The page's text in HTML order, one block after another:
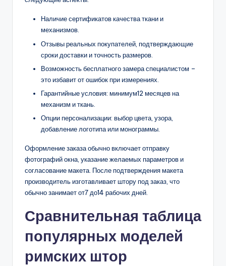
Наличие сертификатов качества ткани и
механизмов.
Отзывы реальных покупателей, подтверждающие
сроки доставки и точность размеров.
Возможность бесплатного замера специалистом –
это избавит от ошибок при измерениях.
Гарантийные условия: минимум12 месяцев на
механизм и ткань.
Опции персонализации: выбор цвета, узора,
добавление логотипа или монограммы.
Оформление заказа обычно включает отправку
фотографий окна, указание желаемых параметров и
согласование макета. После подтверждения макета
производитель изготавливает штору под заказ, что
обычно занимает от7 до14 рабочих дней.
Сравнительная таблица
популярных моделей
римских штор